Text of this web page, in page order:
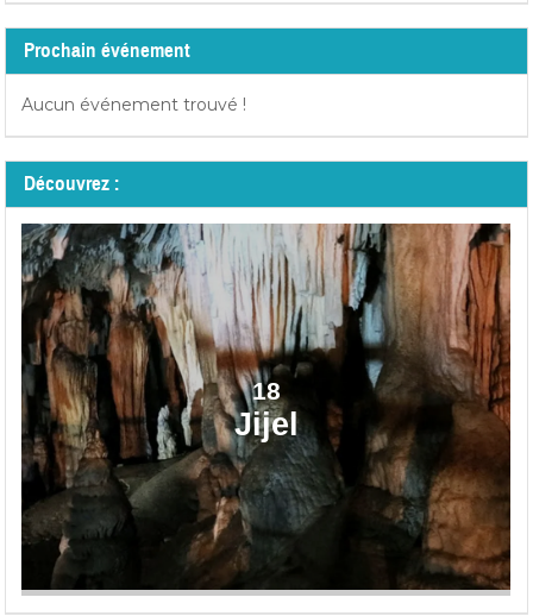
Prochain événement
Aucun événement trouvé !
Découvrez :
18
Jijel